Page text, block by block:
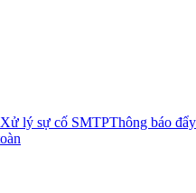
Xử lý sự cố SMTPThông báo đẩy